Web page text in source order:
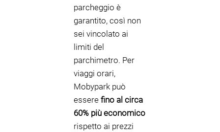
parcheggio è
garantito, così non
sei vincolato ai
limiti del
parchimetro. Per
viaggi orari,
Mobypark può
essere fino al circa
60% più economico
rispetto ai prezzi